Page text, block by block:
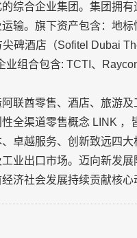
综合企业集团。集团拥
输。旗下资产包含：地
尖碑酒店（Sofitel Dubai
业组合包含: TCTI、
联酋零售、酒店、旅游
全渠道零售概念 LINK ，
卓越服务、创新致远四
业出口市场。迈向新发
济社会发展持续贡献核心